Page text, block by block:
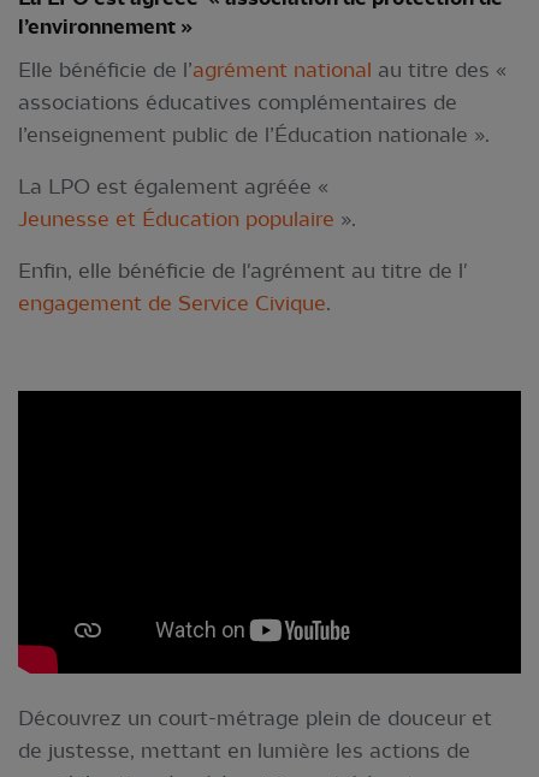
l’environnement »
Elle bénéficie de l’agrément national au titre des «
associations éducatives complémentaires de
l’enseignement public de l’Éducation nationale ».
La LPO est également agréée «
Jeunesse et Éducation populaire ».
Enfin, elle bénéficie de l'agrément au titre de l'
engagement de Service Civique.
Découvrez un court-métrage plein de douceur et
de justesse, mettant en lumière les actions de